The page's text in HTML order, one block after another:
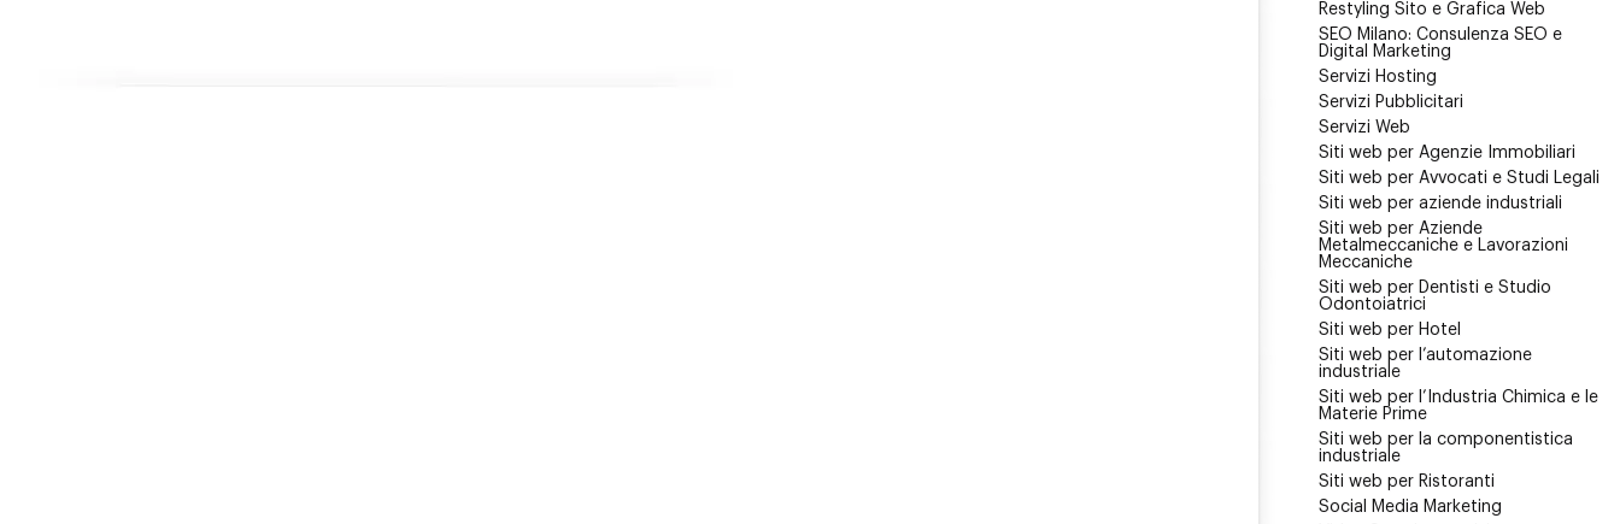
Restyling Sito e Grafica Web
SEO Milano: Consulenza SEO e
Digital Marketing
Servizi Hosting
Servizi Pubblicitari
Servizi Web
Siti web per Agenzie Immobiliari
Siti web per Avvocati e Studi Legali
Siti web per aziende industriali
Siti web per Aziende
Metalmeccaniche e Lavorazioni
Meccaniche
Siti web per Dentisti e Studio
Odontoiatrici
Siti web per Hotel
Siti web per l’automazione
industriale
Siti web per l’Industria Chimica e le
Materie Prime
Siti web per la componentistica
industriale
Siti web per Ristoranti
Social Media Marketing